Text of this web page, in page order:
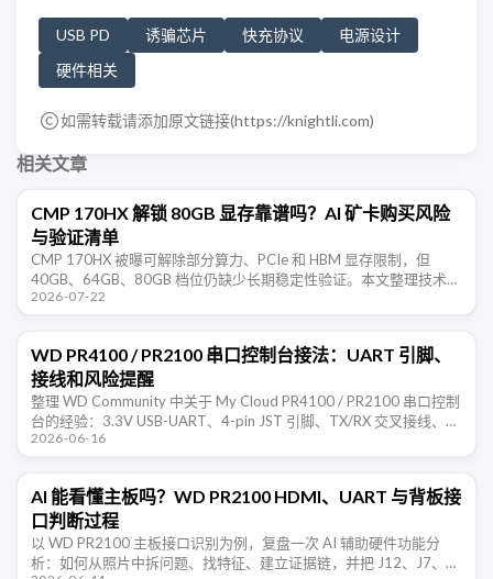
USB PD 诱骗芯片 快充协议
电源设计
硬件相关
如需转载请添加原文链接(https://knightli.com)
相关文章
CMP 170HX 解锁 80GB 显存靠谱吗？AI 矿卡购买风险
与验证清单
CMP 170HX 被曝可解除部分算力、PCIe 和 HBM 显存限制，但
40GB、64GB、80GB 档位仍缺少长期稳定性验证。本文整理技术边
界、购买风险和验收清单。
2026-07-22
WD PR4100 / PR2100 串口控制台接法：UART 引脚、
接线和风险提醒
整理 WD Community 中关于 My Cloud PR4100 / PR2100 串口控制
台的经验：3.3V USB-UART、4-pin JST 引脚、TX/RX 交叉接线、
115200 …
2026-06-16
AI 能看懂主板吗？WD PR2100 HDMI、UART 与背板接
口判断过程
以 WD PR2100 主板接口识别为例，复盘一次 AI 辅助硬件功能分
析：如何从照片中拆问题、找特征、建立证据链，并把 J12、J7、